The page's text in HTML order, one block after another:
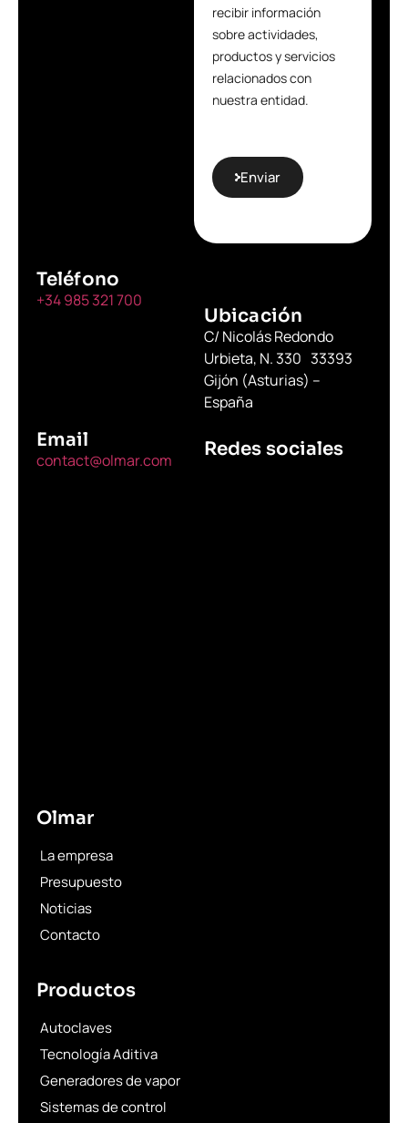
Teléfono
+34 985 321 700
Ubicación
C/ Nicolás Redondo
Urbieta, N. 330 33393
Gijón (Asturias) –
España
Email
contact@olmar.com Redes sociales
recibir información
sobre actividades,
productos y servicios
relacionados con
nuestra entidad.
Enviar
Olmar
La empresa
Presupuesto
Noticias
Contacto
Productos
Autoclaves
Tecnología Aditiva
Generadores de vapor
Sistemas de control